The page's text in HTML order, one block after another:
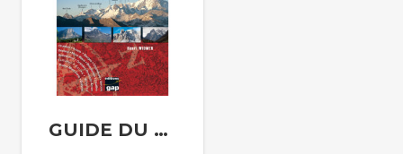
GUIDE DU RELIEF DES ALPES FRANÇAISES DU NORD – 4ÈME ÉDITION